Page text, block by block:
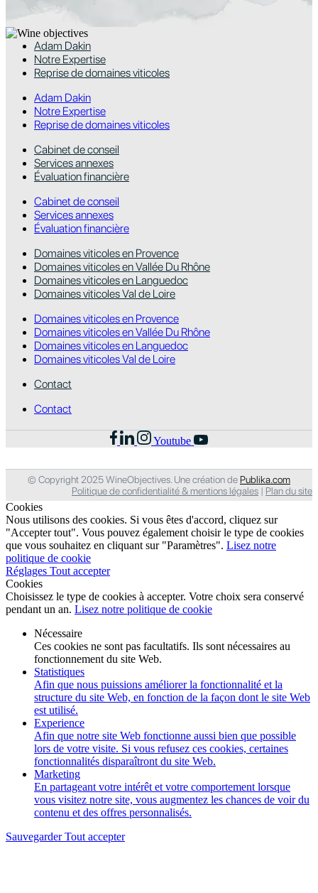
Adam Dakin
Notre Expertise
Reprise de domaines viticoles
Adam Dakin
Notre Expertise
Reprise de domaines viticoles
Cabinet de conseil
Services annexes
Évaluation financière
Cabinet de conseil
Services annexes
Évaluation financière
Domaines viticoles en Provence
Domaines viticoles en Vallée Du Rhône
Domaines viticoles en Languedoc
Domaines viticoles Val de Loire
Domaines viticoles en Provence
Domaines viticoles en Vallée Du Rhône
Domaines viticoles en Languedoc
Domaines viticoles Val de Loire
Contact
Contact
Youtube
© Copyright 2025 WineObjectives. Une création de Publika.com
Politique de confidentialité & mentions légales | Plan du site
Cookies
Nous utilisons des cookies. Si vous êtes d'accord, cliquez sur
"Accepter tout". Vous pouvez également choisir le type de cookies
que vous souhaitez en cliquant sur "Paramètres". Lisez notre
politique de cookie
Réglages Tout accepter
Cookies
Choisissez le type de cookies à accepter. Votre choix sera conservé
pendant un an. Lisez notre politique de cookie
Nécessaire
Ces cookies ne sont pas facultatifs. Ils sont nécessaires au
fonctionnement du site Web.
Statistiques
Afin que nous puissions améliorer la fonctionnalité et la
structure du site Web, en fonction de la façon dont le site Web
est utilisé.
Experience
Afin que notre site Web fonctionne aussi bien que possible
lors de votre visite. Si vous refusez ces cookies, certaines
fonctionnalités disparaîtront du site Web.
Marketing
En partageant votre intérêt et votre comportement lorsque
vous visitez notre site, vous augmentez les chances de voir du
contenu et des offres personnalisés.
SauvegarderTout accepter